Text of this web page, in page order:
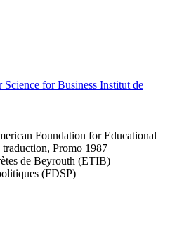
Foundation for Educational
Promo 1987
de Beyrouth (ETIB)
(FDSP)